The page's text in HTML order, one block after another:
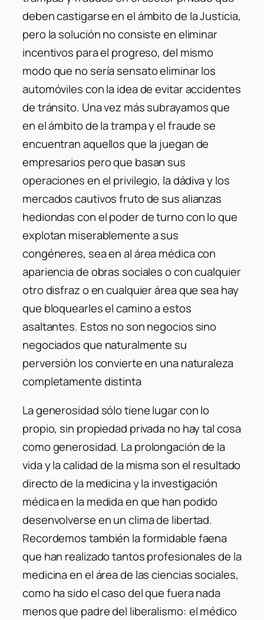
deben castigarse en el ámbito de la Justicia,
pero la solución no consiste en eliminar
incentivos para el progreso, del mismo
modo que no sería sensato eliminar los
automóviles con la idea de evitar accidentes
de tránsito. Una vez más subrayamos que
en el ámbito de la trampa y el fraude se
encuentran aquellos que la juegan de
empresarios pero que basan sus
operaciones en el privilegio, la dádiva y los
mercados cautivos fruto de sus alianzas
hediondas con el poder de turno con lo que
explotan miserablemente a sus
congéneres, sea en al área médica con
apariencia de obras sociales o con cualquier
otro disfraz o en cualquier área que sea hay
que bloquearles el camino a estos
asaltantes. Estos no son negocios sino
negociados que naturalmente su
perversión los convierte en una naturaleza
completamente distinta
La generosidad sólo tiene lugar con lo
propio, sin propiedad privada no hay tal cosa
como generosidad. La prolongación de la
vida y la calidad de la misma son el resultado
directo de la medicina y la investigación
médica en la medida en que han podido
desenvolverse en un clima de libertad.
Recordemos también la formidable faena
que han realizado tantos profesionales de la
medicina en el área de las ciencias sociales,
como ha sido el caso del que fuera nada
menos que padre del liberalismo: el médico